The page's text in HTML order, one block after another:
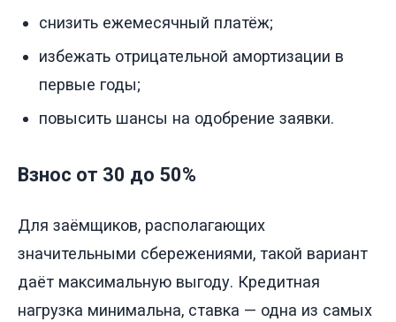
снизить ежемесячный платёж;
избежать отрицательной амортизации в
первые годы;
повысить шансы на одобрение заявки.
Взнос от 30 до 50%
Для заёмщиков, располагающих
значительными сбережениями, такой вариант
даёт максимальную выгоду. Кредитная
нагрузка минимальна, ставка — одна из самых